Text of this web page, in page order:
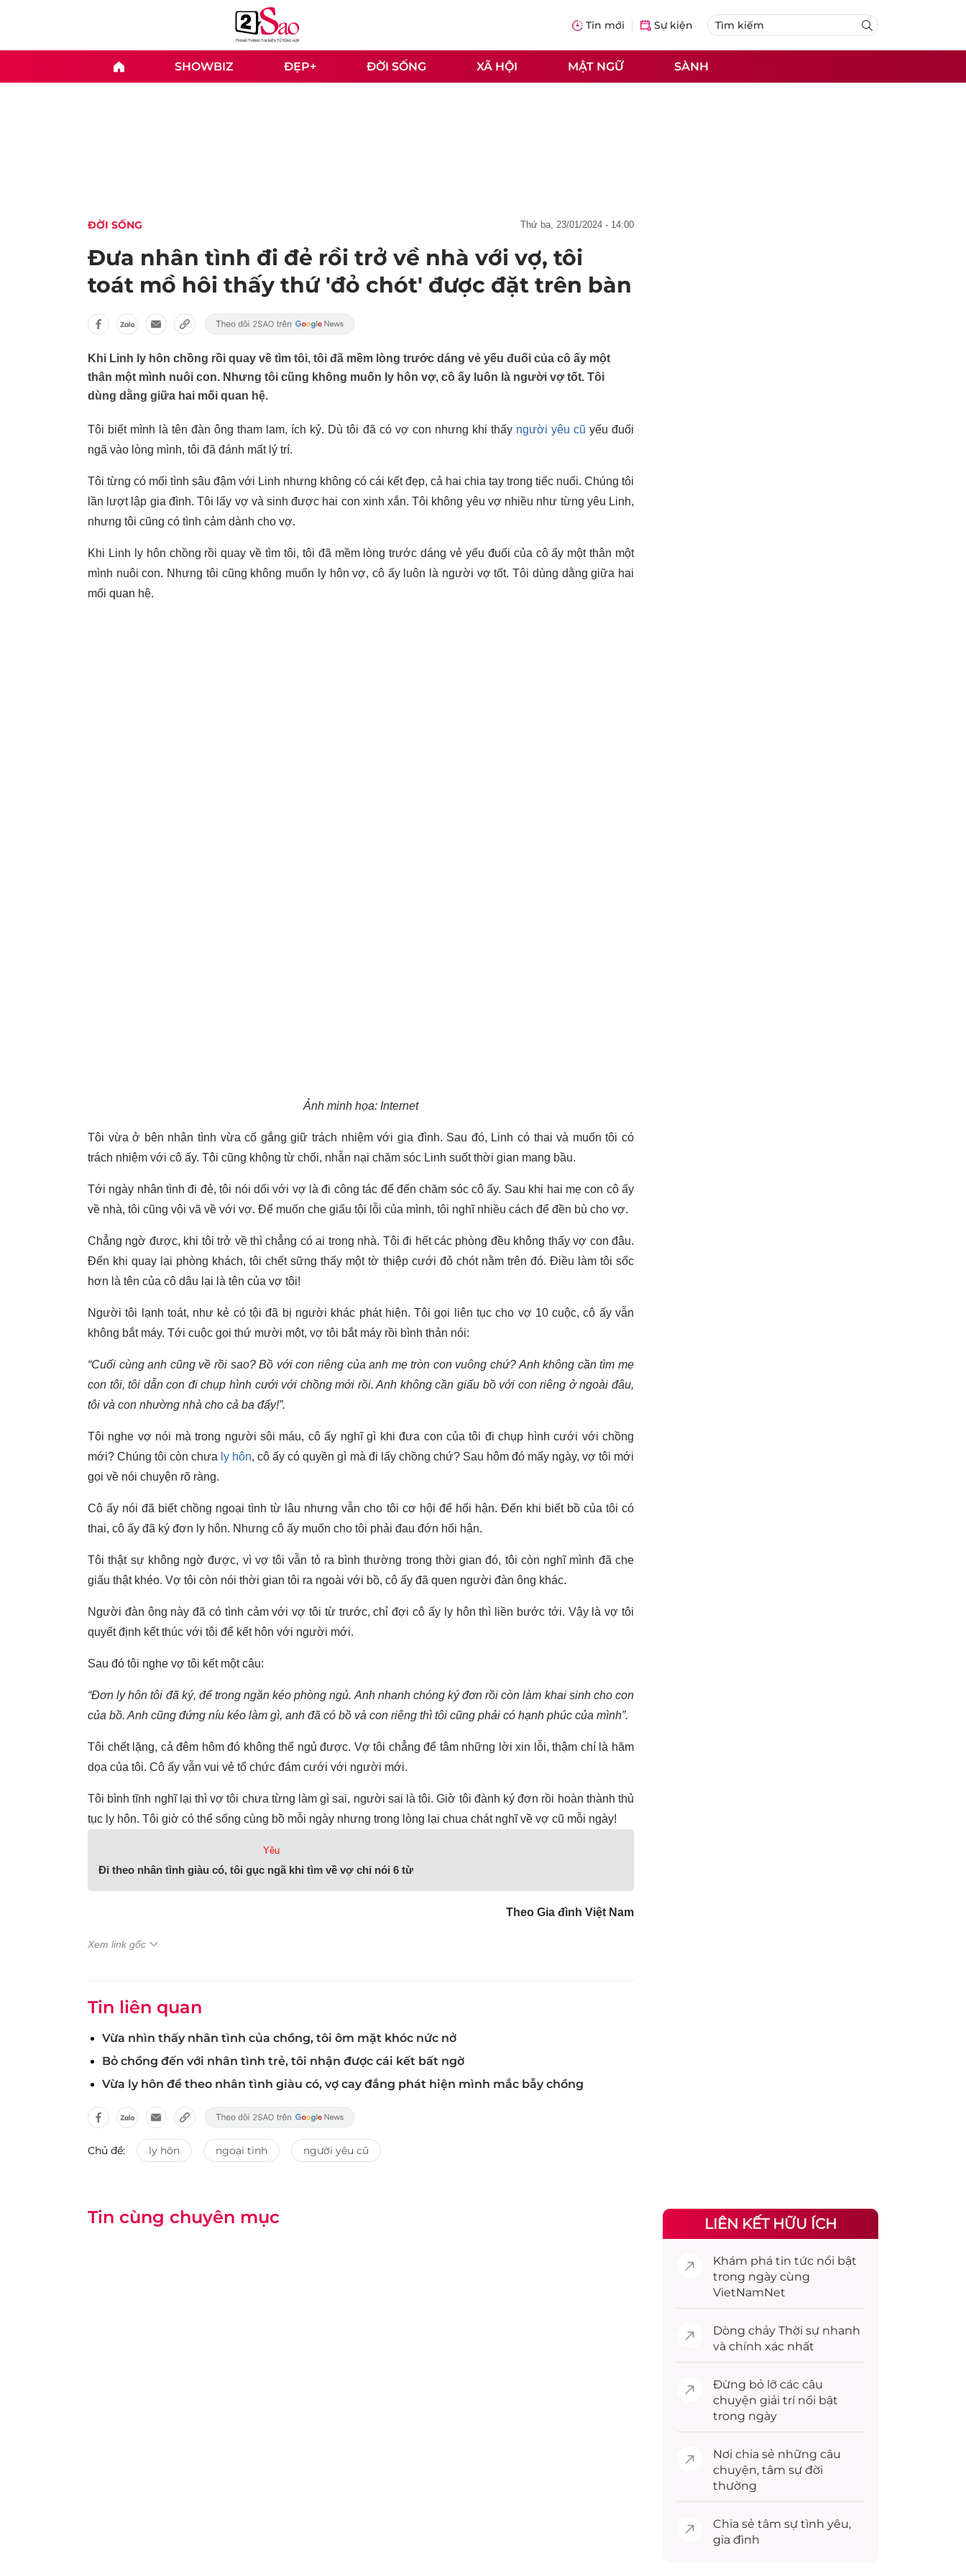
Tin mới Sự kiện
SHOWBIZ ĐẸP+ ĐỜI SỐNG XÃ HỘI MẬT NGỮ SÀNH
ĐỜI SỐNG thứ ba, 23/01/2024 - 14:00
Đưa nhân tình đi đẻ rồi trở về nhà với vợ, tôi
toát mồ hôi thấy thứ 'đỏ chót' được đặt trên bàn
Khi Linh ly hôn chồng rồi quay về tìm tôi, tôi đã mềm lòng trước dáng vẻ yếu đuối của cô ấy một
thân một mình nuôi con. Nhưng tôi cũng không muốn ly hôn vợ, cô ấy luôn là người vợ tốt. Tôi
dùng dằng giữa hai mối quan hệ.
Tôi biết mình là tên đàn ông tham lam, ích kỷ. Dù tôi đã có vợ con nhưng khi thấy người yêu cũ yếu đuối
ngã vào lòng mình, tôi đã đánh mất lý trí.
Tôi từng có mối tình sâu đậm với Linh nhưng không có cái kết đẹp, cả hai chia tay trong tiếc nuối. Chúng tôi
lần lượt lập gia đình. Tôi lấy vợ và sinh được hai con xinh xắn. Tôi không yêu vợ nhiều như từng yêu Linh,
nhưng tôi cũng có tình cảm dành cho vợ.
Khi Linh ly hôn chồng rồi quay về tìm tôi, tôi đã mềm lòng trước dáng vẻ yếu đuối của cô ấy một thân một
mình nuôi con. Nhưng tôi cũng không muốn ly hôn vợ, cô ấy luôn là người vợ tốt. Tôi dùng dằng giữa hai
mối quan hệ.
Ảnh minh họa: Internet
Tôi vừa ở bên nhân tình vừa cố gắng giữ trách nhiệm với gia đình. Sau đó, Linh có thai và muốn tôi có
trách nhiệm với cô ấy. Tôi cũng không từ chối, nhẫn nại chăm sóc Linh suốt thời gian mang bầu.
Tới ngày nhân tình đi đẻ, tôi nói dối với vợ là đi công tác để đến chăm sóc cô ấy. Sau khi hai mẹ con cô ấy
về nhà, tôi cũng vội vã về với vợ. Để muốn che giấu tội lỗi của mình, tôi nghĩ nhiều cách để đền bù cho vợ.
Chẳng ngờ được, khi tôi trở về thì chẳng có ai trong nhà. Tôi đi hết các phòng đều không thấy vợ con đâu.
Đến khi quay lại phòng khách, tôi chết sững thấy một tờ thiệp cưới đỏ chót nằm trên đó. Điều làm tôi sốc
hơn là tên của cô dâu lại là tên của vợ tôi!
Người tôi lạnh toát, như kẻ có tội đã bị người khác phát hiện. Tôi gọi liên tục cho vợ 10 cuộc, cô ấy vẫn
không bắt máy. Tới cuộc gọi thứ mười một, vợ tôi bắt máy rồi bình thản nói:
“Cuối cùng anh cũng về rồi sao? Bồ với con riêng của anh mẹ tròn con vuông chứ? Anh không cần tìm mẹ
con tôi, tôi dẫn con đi chụp hình cưới với chồng mới rồi. Anh không cần giấu bồ với con riêng ở ngoài đâu,
tôi và con nhường nhà cho cả ba đấy!”.
Tôi nghe vợ nói mà trong người sôi máu, cô ấy nghĩ gì khi đưa con của tôi đi chụp hình cưới với chồng
mới? Chúng tôi còn chưa ly hôn, cô ấy có quyền gì mà đi lấy chồng chứ? Sau hôm đó mấy ngày, vợ tôi mới
gọi về nói chuyện rõ ràng.
Cô ấy nói đã biết chồng ngoại tình từ lâu nhưng vẫn cho tôi cơ hội để hối hận. Đến khi biết bồ của tôi có
thai, cô ấy đã ký đơn ly hôn. Nhưng cô ấy muốn cho tôi phải đau đớn hối hận.
Tôi thật sự không ngờ được, vì vợ tôi vẫn tỏ ra bình thường trong thời gian đó, tôi còn nghĩ mình đã che
giấu thật khéo. Vợ tôi còn nói thời gian tôi ra ngoài với bồ, cô ấy đã quen người đàn ông khác.
Người đàn ông này đã có tình cảm với vợ tôi từ trước, chỉ đợi cô ấy ly hôn thì liền bước tới. Vậy là vợ tôi
quyết định kết thúc với tôi để kết hôn với người mới.
Sau đó tôi nghe vợ tôi kết một câu:
“Đơn ly hôn tôi đã ký, để trong ngăn kéo phòng ngủ. Anh nhanh chóng ký đơn rồi còn làm khai sinh cho con
của bồ. Anh cũng đứng níu kéo làm gì, anh đã có bồ và con riêng thì tôi cũng phải có hạnh phúc của mình”.
Tôi chết lặng, cả đêm hôm đó không thể ngủ được. Vợ tôi chẳng để tâm những lời xin lỗi, thậm chí là hăm
dọa của tôi. Cô ấy vẫn vui vẻ tổ chức đám cưới với người mới.
Tôi bình tĩnh nghĩ lại thì vợ tôi chưa từng làm gì sai, người sai là tôi. Giờ tôi đành ký đơn rồi hoàn thành thủ
tục ly hôn. Tôi giờ có thể sống cùng bồ mỗi ngày nhưng trong lòng lại chua chát nghĩ về vợ cũ mỗi ngày!
Yêu
Đi theo nhân tình giàu có, tôi gục ngã khi tìm về vợ chỉ nói 6 từ
Theo Gia đình Việt Nam
Xem link gốc
Tin liên quan
Vừa nhìn thấy nhân tình của chồng, tôi ôm mặt khóc nức nở
Bỏ chồng đến với nhân tình trẻ, tôi nhận được cái kết bất ngờ
Vừa ly hôn để theo nhân tình giàu có, vợ cay đắng phát hiện mình mắc bẫy chồng
Chủ đề: ly hôn ngoại tình người yêu cũ
Tin cùng chuyên mục LIÊN KẾT HỮU ÍCH
Khám phá tin tức nổi bật
trong ngày cùng
VietNamNet
Dòng chảy Thời sự nhanh
và chính xác nhất
Đừng bỏ lỡ các câu
chuyện giải trínổi bật
trong ngày
Nơi chia sẻ những câu
chuyện, tâm sự đời
thường
Chia sẻ tâm sự tình yêu,
gia đình